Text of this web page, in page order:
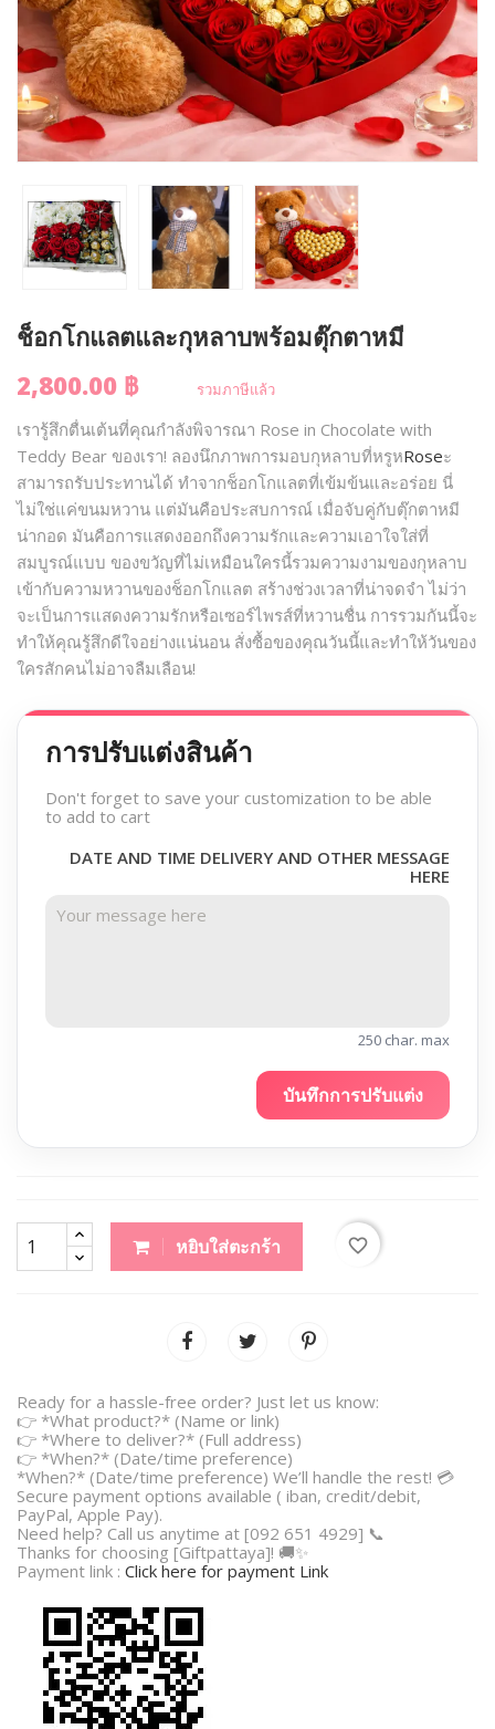
ช็อกโกแลตและกุหลาบพร้อมตุ๊กตาหมี
2,800.00 ฿
รวมภาษีแล้ว
เรารู้สึกตื่นเต้นที่คุณกำลังพิจารณา Rose in Chocolate with
Teddy Bear ของเรา! ลองนึกภาพการมอบกุหลาบที่หรูหRoseะ
สามารถรับประทานได้ ทำจากช็อกโกแลตที่เข้มข้นและอร่อย นี่
ไม่ใช่แค่ขนมหวาน แต่มันคือประสบการณ์ เมื่อจับคู่กับตุ๊กตาหมี
น่ากอด มันคือการแสดงออกถึงความรักและความเอาใจใส่ที่
สมบูรณ์แบบ ของขวัญที่ไม่เหมือนใครนี้รวมความงามของกุหลาบ
เข้ากับความหวานของช็อกโกแลต สร้างช่วงเวลาที่น่าจดจำ ไม่ว่า
จะเป็นการแสดงความรักหรือเซอร์ไพรส์ที่หวานชื่น การรวมกันนี้จะ
ทำให้คุณรู้สึกดีใจอย่างแน่นอน สั่งซื้อของคุณวันนี้และทำให้วันของ
ใครสักคนไม่อาจลืมเลือน!
การปรับแต่งสินค้า
Don't forget to save your customization to be able
to add to cart
DATE AND TIME DELIVERY AND OTHER MESSAGE
HERE
250 char. max
บันทึกการปรับแต่ง
หยิบใส่ตะกร้า favorite_border
Ready for a hassle-free order? Just let us know:
👉 *What product?* (Name or link)
👉 *Where to deliver?* (Full address)
👉 *When?* (Date/time preference)
*When?* (Date/time preference) We’ll handle the rest! 💳
Secure payment options available ( iban, credit/debit,
PayPal, Apple Pay).
Need help? Call us anytime at [092 651 4929] 📞
Thanks for choosing [Giftpattaya]! 🚚✨
Payment link : Click here for payment Link